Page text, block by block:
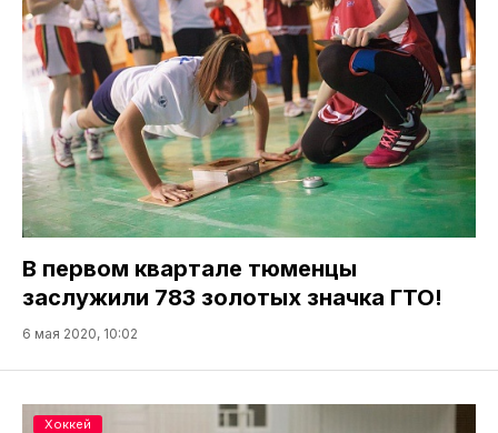
В первом квартале тюменцы
заслужили 783 золотых значка ГТО!
6 мая 2020, 10:02
Хоккей